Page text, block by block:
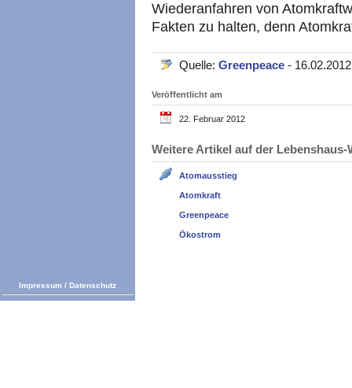
Wiederanfahren von
Fakten zu halten, denn
Quelle: Greenpeace -
Veröffentlicht am
22. Februar 2012
Weitere Artikel auf der
Atomausstieg
Atomkraft
Greenpeace
Ökostrom
Impressum / Datenschutz